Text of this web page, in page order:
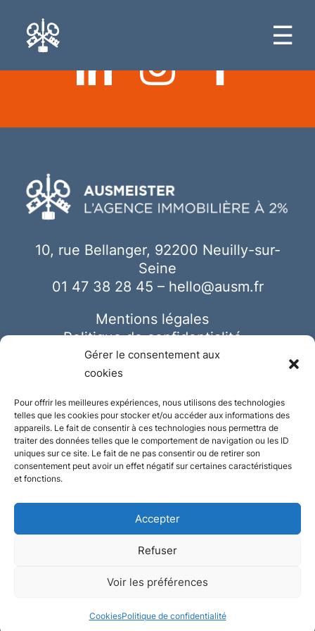
Gérer le consentement aux
cookies
Pour offrir les meilleures expériences, nous utilisons des technologies
telles que les cookies pour stocker et/ou accéder aux informations des
appareils. Le fait de consentir à ces technologies nous permettra de
traiter des données telles que le comportement de navigation ou les ID
uniques sur ce site. Le fait de ne pas consentir ou de retirer son
consentement peut avoir un effet négatif sur certaines caractéristiques
et fonctions.
Accepter
Refuser
Voir les préférences
CookiesPolitique de confidentialité
☰
10, rue Bellanger, 92200 Neuilly-sur-
Seine
01 47 38 28 45 – hello@ausm.fr
Mentions légales
Politique de confidentialité
Cookies
Conception et réalisation :Plate